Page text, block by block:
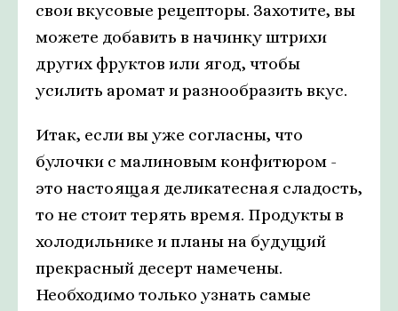
свои вкусовые рецепторы. Захотите, вы
можете добавить в начинку штрихи
других фруктов или ягод, чтобы
усилить аромат и разнообразить вкус.
Итак, если вы уже согласны, что
булочки с малиновым конфитюром -
это настоящая деликатесная сладость,
то не стоит терять время. Продукты в
холодильнике и планы на будущий
прекрасный десерт намечены.
Необходимо только узнать самые